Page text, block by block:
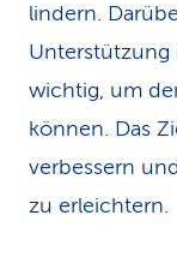
lindern.
Unterstützung
wichtig, um
können. Das
verbessern
zu erleichtern.